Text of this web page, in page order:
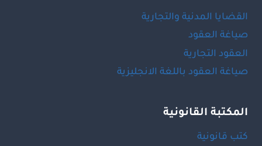
القضايا المدنية والتجارية
صياغة العقود
العقود التجارية
صياغة العقود باللغة الانجليزية
المكتبة القانونية
كتب قانونية